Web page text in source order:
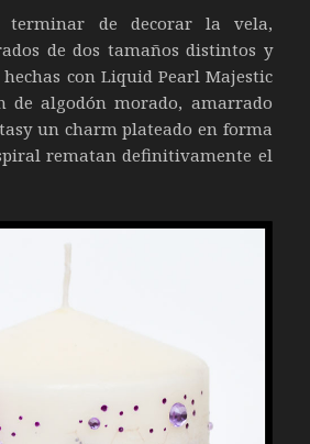
terminar de decorar la vela,
de dos tamaños distintos y
con Liquid Pearl Majestic
de algodón morado, amarrado
un charm plateado en forma
rematan definitivamente el